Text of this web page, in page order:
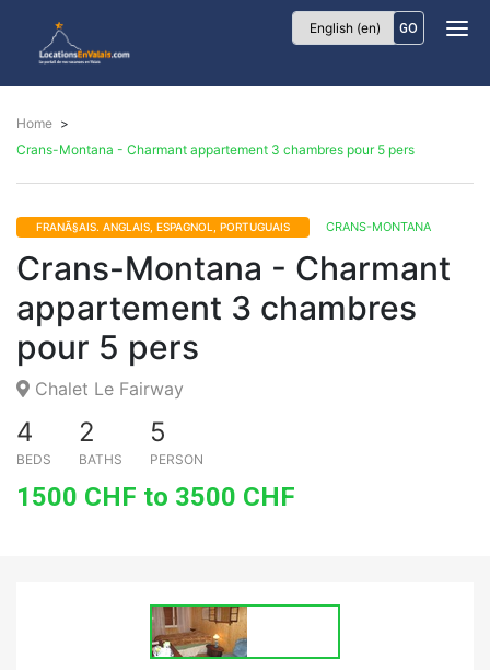
Locations
Envalais
GO
Home
Crans-Montana - Charmant appartement 3 chambres pour 5 pers
FRANÃ§AIS. ANGLAIS, ESPAGNOL, PORTUGUAIS CRANS-MONTANA
Crans-Montana - Charmant
appartement 3 chambres
pour 5 pers
Chalet Le Fairway
4
BEDS
2
BATHS
5
PERSON
1500 CHF to 3500 CHF